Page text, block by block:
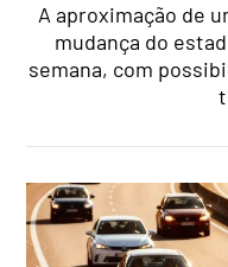
A aproximação de
mudança do
semana, com